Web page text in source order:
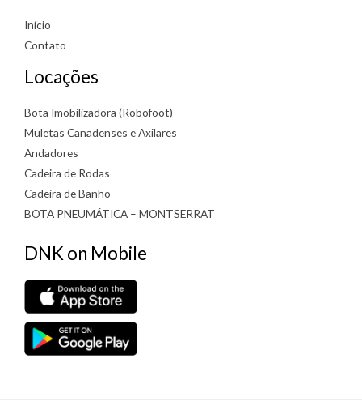
Início
Contato
Locações
Bota Imobilizadora (Robofoot)
Muletas Canadenses e Axilares
Andadores
Cadeira de Rodas
Cadeira de Banho
BOTA PNEUMÁTICA – MONTSERRAT
DNK on Mobile